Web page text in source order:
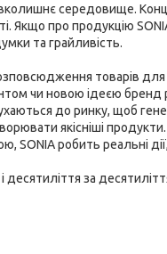
середовище.
Якщо про продукцію
та грайливість.
товарів
чи новою ідеєю бренд
до ринку, щоб
якісніші
SONIA робить реальні
десятиліття за